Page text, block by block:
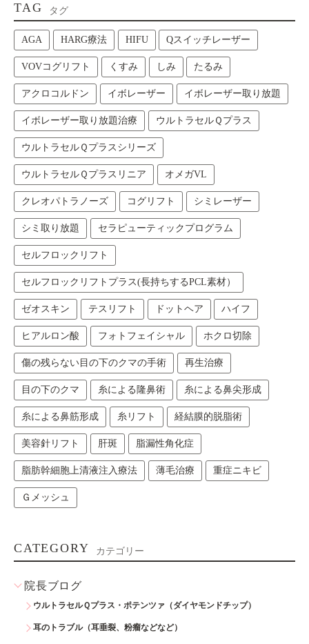
TAG タグ
AGA HARG療法 HIFU Qスイッチレーザー
VOVコグリフト くすみ しみ たるみ
アクロコルドン イボレーザー イボレーザー取り放題
イボレーザー取り放題治療 ウルトラセルＱプラス
ウルトラセルＱプラスシリーズ
ウルトラセルＱプラスリニア オメガVL
クレオパトラノーズ コグリフト シミレーザー
シミ取り放題 セラピューティックプログラム
セルフロックリフト
セルフロックリフトプラス(長持ちするPCL素材）
ゼオスキン テスリフト ドットヘア ハイフ
ヒアルロン酸 フォトフェイシャル ホクロ切除
傷の残らない目の下のクマの手術 再生治療
目の下のクマ 糸による隆鼻術 糸による鼻尖形成
糸による鼻筋形成 糸リフト 経結膜的脱脂術
美容針リフト 肝斑 脂漏性角化症
脂肪幹細胞上清液注入療法 薄毛治療 重症ニキビ
Ｇメッシュ
CATEGORY カテゴリー
院長ブログ
ウルトラセルＱプラス・ポテンツァ（ダイヤモンドチップ）
耳のトラブル（耳垂裂、粉瘤などなど）